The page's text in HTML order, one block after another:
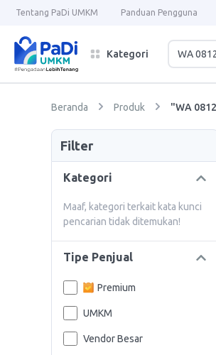
Tentang PaDi UMKM Panduan Pengguna
Kategori
Beranda Produk "WA
Filter
Kategori
Maaf, kategori terkait kata kunci
pencarian tidak ditemukan!
Tipe Penjual
Premium
UMKM
Vendor Besar